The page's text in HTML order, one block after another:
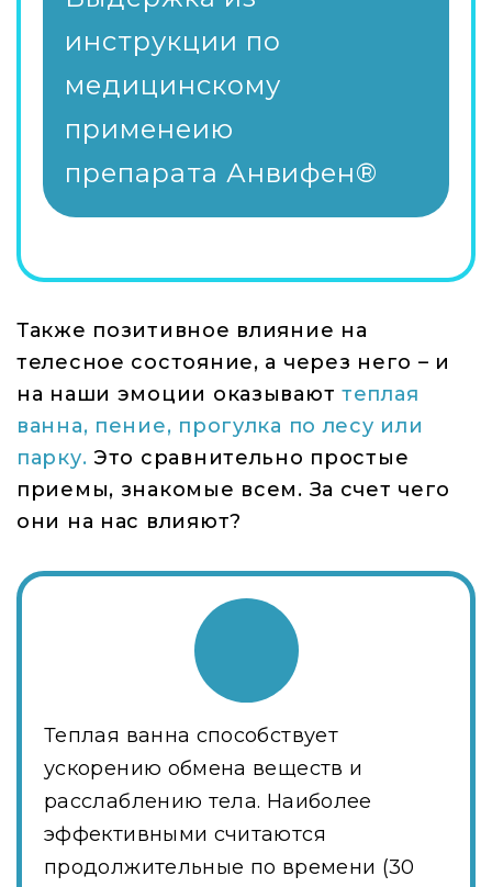
инструкции по
медицинскому
применеию
препарата Анвифен®
Также позитивное влияние на
телесное состояние, а через него – и
на наши эмоции оказывают теплая
ванна, пение, прогулка по лесу или
парку. Это сравнительно простые
приемы, знакомые всем. За счет чего
они на нас влияют?
Теплая ванна способствует
ускорению обмена веществ и
расслаблению тела. Наиболее
эффективными считаются
продолжительные по времени (30